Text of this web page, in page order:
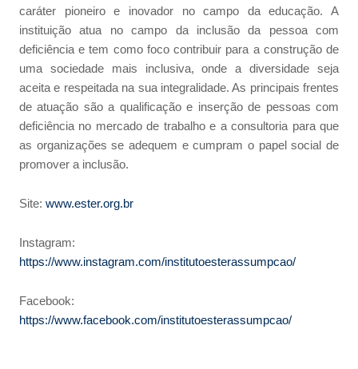
caráter pioneiro e inovador no campo da educação. A
instituição atua no campo da inclusão da pessoa com
deficiência e tem como foco contribuir para a construção de
uma sociedade mais inclusiva, onde a diversidade seja
aceita e respeitada na sua integralidade. As principais frentes
de atuação são a qualificação e inserção de pessoas com
deficiência no mercado de trabalho e a consultoria para que
as organizações se adequem e cumpram o papel social de
promover a inclusão.
Site: www.ester.org.br
Instagram:
https://www.instagram.com/institutoesterassumpcao/
Facebook:
https://www.facebook.com/institutoesterassumpcao/